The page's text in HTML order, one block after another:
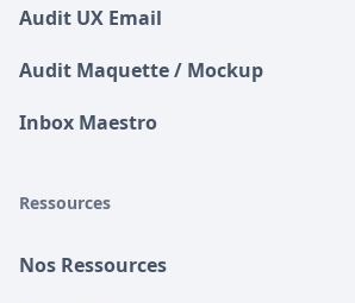
Audit UX Email
Audit Maquette / Mockup
Inbox Maestro
Ressources
Nos Ressources